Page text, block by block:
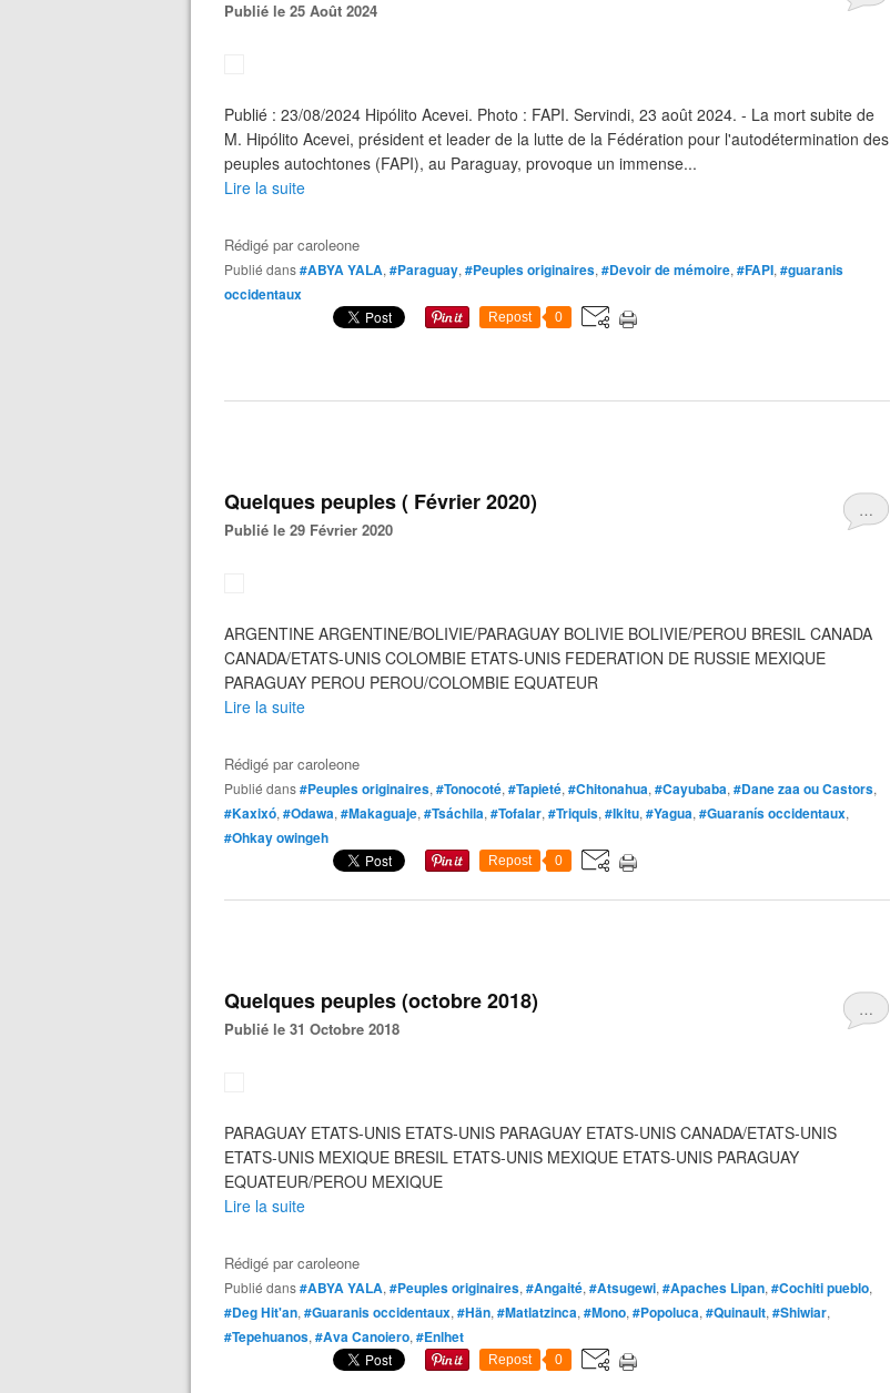
Publié le 25 Août 2024
Publié : 23/08/2024 Hipólito Acevei. Photo : FAPI. Servindi, 23 août 2024. - La mort subite de
M. Hipólito Acevei, président et leader de la lutte de la Fédération pour l'autodétermination des
peuples autochtones (FAPI), au Paraguay, provoque un immense...
Lire la suite
Rédigé parcaroleone
Publié dans#ABYA YALA, #Paraguay, #Peuples originaires, #Devoir de mémoire, #FAPI, #guaranis
occidentaux
Repost 0
…
Quelques peuples ( Février 2020)
Publié le 29 Février 2020
ARGENTINE ARGENTINE/BOLIVIE/PARAGUAY BOLIVIE BOLIVIE/PEROU BRESIL CANADA
CANADA/ETATS-UNIS COLOMBIE ETATS-UNIS FEDERATION DE RUSSIE MEXIQUE
PARAGUAY PEROU PEROU/COLOMBIE EQUATEUR
Lire la suite
Rédigé parcaroleone
Publié dans#Peuples originaires, #Tonocoté, #Tapieté, #Chitonahua, #Cayubaba, #Dane zaa ou Castors,
#Kaxixó, #Odawa, #Makaguaje, #Tsáchila, #Tofalar, #Triquis, #Ikitu, #Yagua, #Guaranís occidentaux,
#Ohkay owingeh
Repost 0
…
Quelques peuples (octobre 2018)
Publié le 31 Octobre 2018
PARAGUAY ETATS-UNIS ETATS-UNIS PARAGUAY ETATS-UNIS CANADA/ETATS-UNIS
ETATS-UNIS MEXIQUE BRESIL ETATS-UNIS MEXIQUE ETATS-UNIS PARAGUAY
EQUATEUR/PEROU MEXIQUE
Lire la suite
Rédigé parcaroleone
Publié dans#ABYA YALA, #Peuples originaires, #Angaité, #Atsugewi, #Apaches Lipan, #Cochiti pueblo,
#Deg Hit'an, #Guaranis occidentaux, #Hän, #Matlatzinca, #Mono, #Popoluca, #Quinault, #Shiwiar,
#Tepehuanos, #Ava Canoiero, #Enlhet
Repost 0